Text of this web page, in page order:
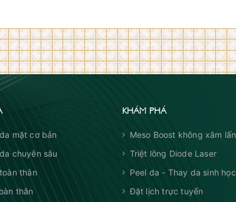
mặt cơ bản
chuyên sâu
thân
thân
KHÁM PHÁ
Meso Boost không xâm lấn
Triệt lông Diode Laser
Peel da - Thay da sinh học
Đặt lịch trực tuyến